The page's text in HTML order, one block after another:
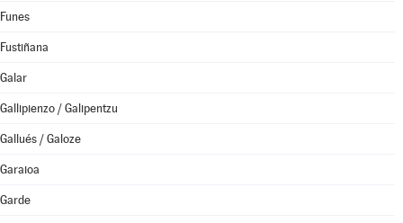
Funes
Fustiñana
Galar
Gallipienzo / Galipentzu
Gallués / Galoze
Garaioa
Garde